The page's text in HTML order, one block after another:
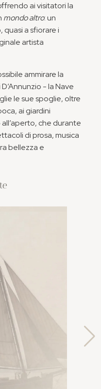
ai visitatori la
mondo altro: un
a sfiorare i
artista
ammirare la
- la Nave
le sue spoglie, oltre
ai giardini
che durante
di prosa, musica
bellezza e